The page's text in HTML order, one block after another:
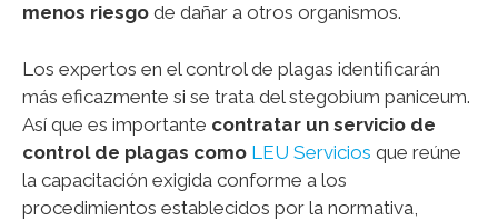
menos riesgo de dañar a otros organismos.
Los expertos en el control de plagas identificarán
más eficazmente si se trata del stegobium paniceum.
Así que es importante contratar un servicio de
control de plagas como LEU Servicios que reúne
la capacitación exigida conforme a los
procedimientos establecidos por la normativa,